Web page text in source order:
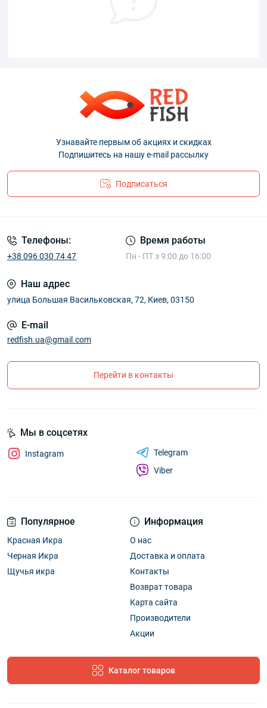
Узнавайте первым об акциях и скидках
Подпишитесь на нашу e-mail рассылку
Подписаться
Телефоны:
+38 096 030 74 47
Время работы
Пн - ПТ з 9:00 до 16:00
Наш адрес
улица Большая Васильковская, 72, Киев, 03150
E-mail
redfish.ua@gmail.com
Перейти в контакты
Популярное
Красная Икра
Черная Икра
Щучья икра
Информация
О нас
Доставка и оплата
Контакты
Возврат товара
Карта сайта
Производители
Акции
Каталог товаров
Мы в соцсетях
Instagram
Telegram
Viber